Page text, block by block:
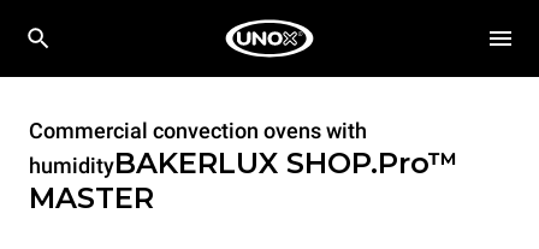
Commercial convection ovens with
humidityBAKERLUX SHOP.Pro™
MASTER